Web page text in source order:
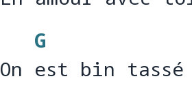
En amour avec
On
G
est bin
On est bin tassé